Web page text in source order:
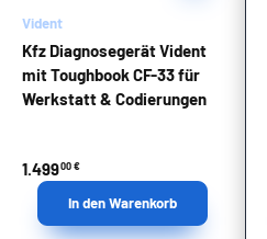
Vident
Kfz Diagnosegerät Vident
mit Toughbook CF-33 für
Werkstatt & Codierungen
1.49900 €
In den Warenkorb